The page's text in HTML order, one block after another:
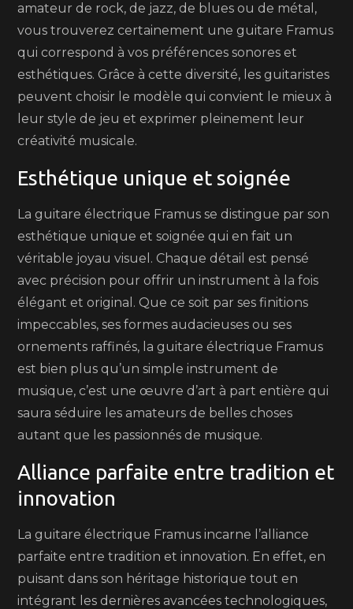
amateur de rock, de jazz, de blues ou de métal,
vous trouverez certainement une guitare Framus
qui correspond à vos préférences sonores et
esthétiques. Grâce à cette diversité, les guitaristes
peuvent choisir le modèle qui convient le mieux à
leur style de jeu et exprimer pleinement leur
créativité musicale.
Esthétique unique et soignée
La guitare électrique Framus se distingue par son
esthétique unique et soignée qui en fait un
véritable joyau visuel. Chaque détail est pensé
avec précision pour offrir un instrument à la fois
élégant et original. Que ce soit par ses finitions
impeccables, ses formes audacieuses ou ses
ornements raffinés, la guitare électrique Framus
est bien plus qu’un simple instrument de
musique, c’est une œuvre d’art à part entière qui
saura séduire les amateurs de belles choses
autant que les passionnés de musique.
Alliance parfaite entre tradition et
innovation
La guitare électrique Framus incarne l’alliance
parfaite entre tradition et innovation. En effet, en
puisant dans son héritage historique tout en
intégrant les dernières avancées technologiques,